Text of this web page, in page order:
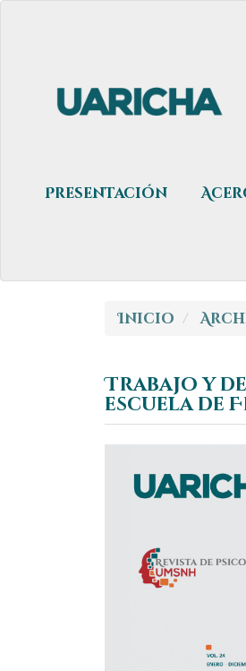
Barra
lateral
Presentación
Inicio
Trabajo y
escuela de
lateral